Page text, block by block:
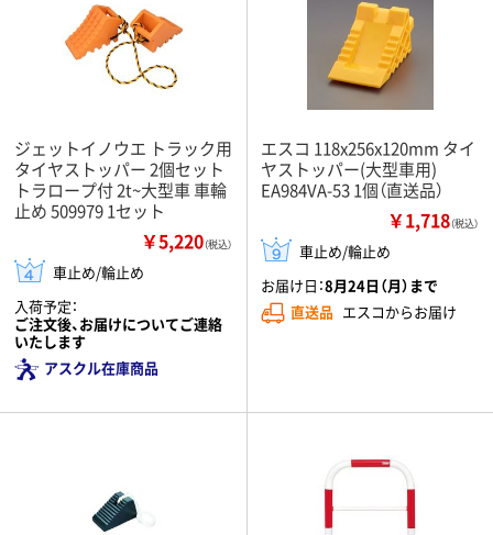
ジェットイノウエ トラック用
タイヤストッパー 2個セット
トラロープ付 2t~大型車 車輪
止め 509979 1セット
￥5,220（税込）
車止め/輪止め
入荷予定：
ご注文後、お届けについてご連絡
いたします
アスクル在庫商品
エスコ 118x256x120mm タイ
ヤストッパー(大型車用)
EA984VA-53 1個（直送品）
￥1,718（税込）
車止め/輪止め
お届け日：8月24日（月）まで
直送品 エスコからお届け